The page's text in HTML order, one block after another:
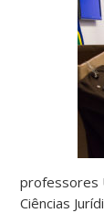
professores
Ciências